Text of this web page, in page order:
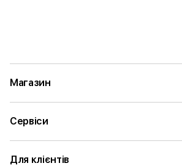
Магазин
Сервіси
Для клієнтів